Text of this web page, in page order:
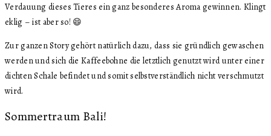
Verdauung dieses Tieres ein ganz besonderes Aroma gewinnen. Klingt
eklig – ist aber so! 😄
Zur ganzen Story gehört natürlich dazu, dass sie gründlich gewaschen
werden und sich die Kaffeebohne die letztlich genutzt wird unter einer
dichten Schale befindet und somit selbstverständlich nicht verschmutzt
wird.
Sommertraum Bali!